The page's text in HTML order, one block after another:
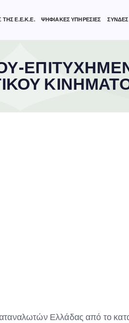
ΤΗΣ Ε.Ε.Κ.Ε. ΨΗΦΙΑΚΕΣ ΥΠΗΡΕΣΙΕΣ
Ελλάδας από το